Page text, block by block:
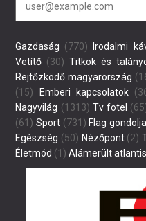
Gazdaság (770) Irodalmi
Vetítő (30) Titkok és
Rejtőzködő magyarország
(15)
Emberi kapcsolatok
Nagyvilág (1313) Tv fotel
(61) Sport(731) Flag gondolja
Egészség (50) Nézőpont(2)
Életmód (1) Alámerült